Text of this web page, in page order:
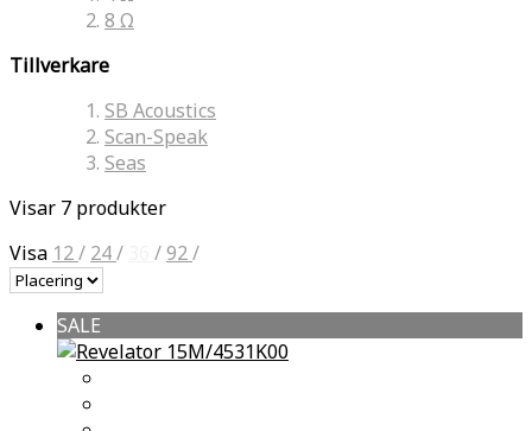
8 Ω
Tillverkare
SB Acoustics
Scan-Speak
Seas
Visar 7 produkter
Visa 12/ 24/ /92/
SALE